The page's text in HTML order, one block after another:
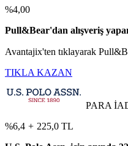
%4,00
Pull&Bear'dan alışveriş
Avantajix'ten tıklayarak
TIKLA KAZAN
PARA
%6,4 + 225,0 TL